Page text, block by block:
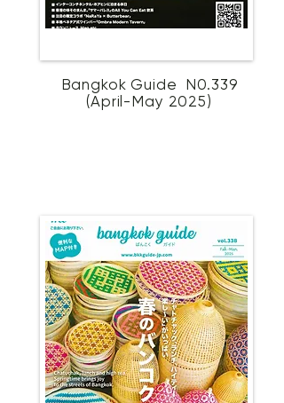
Bangkok Guide N0.339
(April-May 2025)